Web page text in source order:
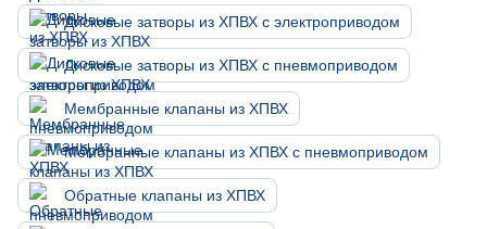
Дисковые затворы из ХПВХ с электроприводом
Дисковые затворы из ХПВХ с пневмоприводом
Мембранные клапаны из ХПВХ
Мембранные клапаны из ХПВХ с пневмоприводом
Обратные клапаны из ХПВХ